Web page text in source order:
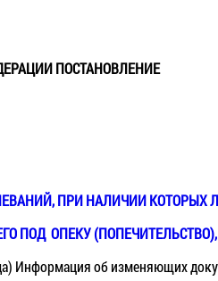
ПОСТАНОВЛЕНИЕ
,ПРИ НАЛИЧИИ КОТОРЫХ
ПОД ОПЕКУ(ПОПЕЧИТЕЛЬСТВО),
Информация об изменяющих